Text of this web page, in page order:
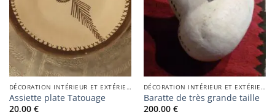
DÉCORATION INTÉRIEUR ET EXTÉRIEUR
Assiette plate Tatouage
20,00 €
DÉCORATION INTÉRIEUR ET EXTÉRIEUR
Baratte de très grande taille
200,00 €